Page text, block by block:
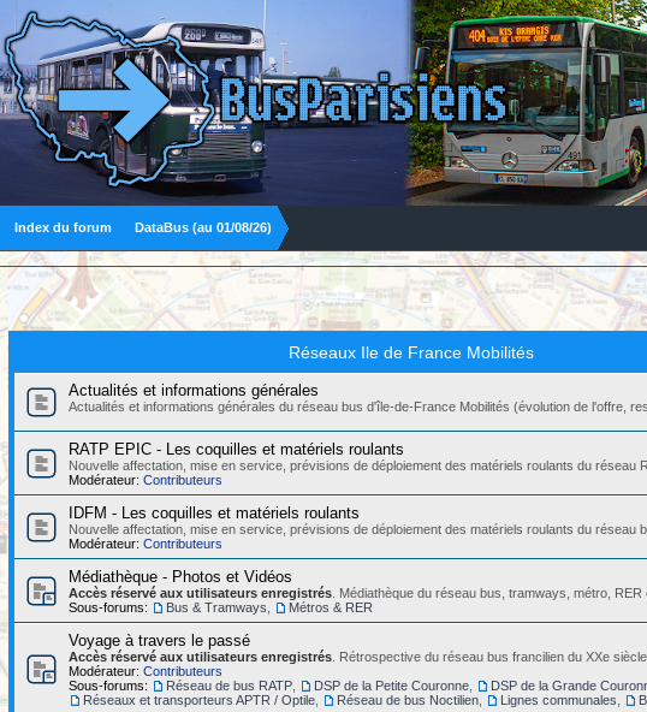
Index du forum DataBus (au 01/08/26)
Réseaux Ile de France Mobilités
Actualités et informations générales
Actualités et informations générales du réseau bus d'île-de-France Mobilités (évolution de l'offre,
RATP EPIC - Les coquilles et matériels roulants
Nouvelle affectation, mise en service, prévisions de déploiement des matériels roulants du réseau
Modérateur: Contributeurs
IDFM - Les coquilles et matériels roulants
Nouvelle affectation, mise en service, prévisions de déploiement des matériels roulants du réseau
Modérateur: Contributeurs
Médiathèque - Photos et Vidéos
Accès réservé aux utilisateurs enregistrés . Médiathèque du réseau bus, tramways, métro,
Sous-forums:
Bus & Tramways Métros & RER
Voyage à travers le passé
Accès réservé aux utilisateurs enregistrés . Rétrospective du réseau bus francilien du XXe
Modérateur: Contributeurs
Sous-forums:
Réseau de bus RATP DSP de la Petite Couronne DSP de la Grande
Réseaux et transporteurs APTR / Optile
Réseau de bus Noctilien Lignes communales